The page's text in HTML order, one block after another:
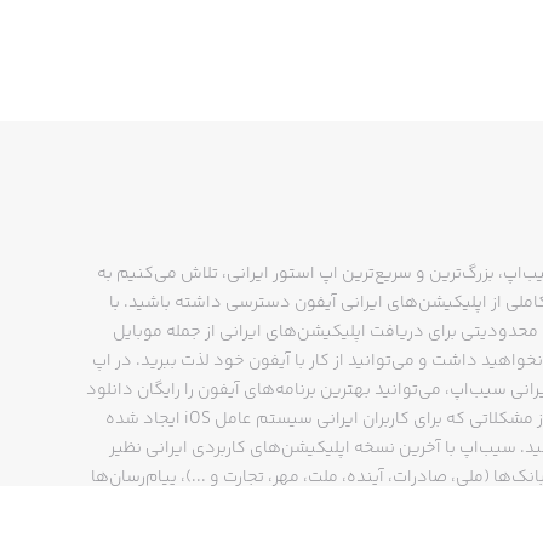
بزرگ‌ترین و سریع‌ترین اپ استور ایرانی، تلاش می‌کنیم به
از اپلیکیشن‌های ایرانی آیفون دسترسی داشته باشید. با
برای دریافت اپلیکیشن‌های ایرانی از جمله موبایل
داشت و می‌توانید از کار با آیفون خود لذت ببرید. در اپ
سیب‌اپ، می‌توانید بهترین برنامه‌های آیفون را رایگان دانلود
کنید و از مشکلاتی که برای کاربران ایرانی سیستم عامل iOS ایجاد شده
سیب‌اپ با آخرین نسخه اپلیکیشن‌های کاربردی ایرانی نظیر
(ملی، صادرات، آینده، ملت، مهر، تجارت و ...)، پیام‌رسان‌ها